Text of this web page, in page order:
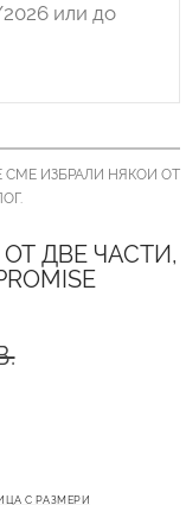
или до
СМЕ ИЗБРАЛИ НЯКОИ ОТ
ДВЕ ЧАСТИ,
С РАЗМЕРИ